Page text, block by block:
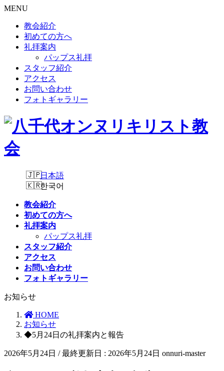
MENU
教会紹介
初めての方へ
礼拝案内
パップス礼拝
スタッフ紹介
アクセス
お問い合わせ
フォトギャラリー
日本語
한국어
教会紹介
初めての方へ
礼拝案内
パップス礼拝
スタッフ紹介
アクセス
お問い合わせ
フォトギャラリー
お知らせ
HOME
お知らせ
◆5月24日の礼拝案内と報告
2026年5月24日 / 最終更新日 : 2026年5月24日 onnuri-master